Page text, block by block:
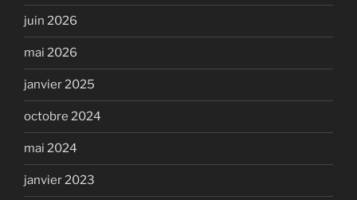
juin 2026
mai 2026
janvier 2025
octobre 2024
mai 2024
janvier 2023